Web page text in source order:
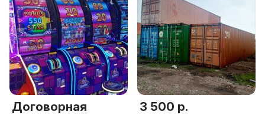
Договорная 3 500 р.